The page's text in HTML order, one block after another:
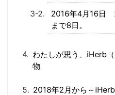
2016年4月16日
まで8日。
わたしが思う、iHerb
物
2018年2月から～